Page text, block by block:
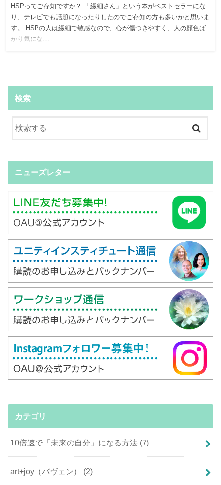
HSPってご存知ですか？ 「繊細さん」という本がベストセラーにな
り、テレビでも話題になったりしたのでご存知の方も多いかと思いま
す。 HSPの人は繊細で敏感なので、心が傷つきやすく、人の顔色ば
かり気にな…
検索
ニューズレター
カテゴリ
10倍速で「未来の自分」になる方法 (7)
art+joy（バヴェン） (2)